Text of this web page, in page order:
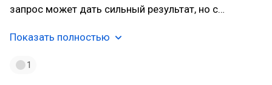
запрос может дать сильный результат, но с…
Показать полностью
1